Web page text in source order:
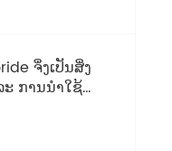
ຈຶ່ງເປັນສິ່ງ
ການນຳໃຊ້